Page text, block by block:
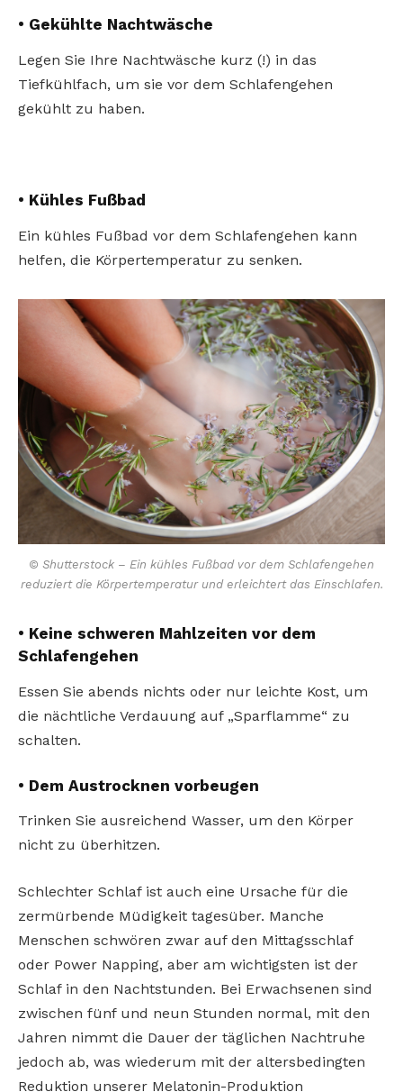
• Gekühlte Nachtwäsche
Legen Sie Ihre Nachtwäsche kurz (!) in das
Tiefkühlfach, um sie vor dem Schlafengehen
gekühlt zu haben.
• Kühles Fußbad
Ein kühles Fußbad vor dem Schlafengehen kann
helfen, die Körpertemperatur zu senken.
© Shutterstock – Ein kühles Fußbad vor dem Schlafengehen
reduziert die Körpertemperatur und erleichtert das Einschlafen.
• Keine schweren Mahlzeiten vor dem
Schlafengehen
Essen Sie abends nichts oder nur leichte Kost, um
die nächtliche Verdauung auf „Sparflamme“ zu
schalten.
• Dem Austrocknen vorbeugen
Trinken Sie ausreichend Wasser, um den Körper
nicht zu überhitzen.
Schlechter Schlaf ist auch eine Ursache für die
zermürbende Müdigkeit tagesüber. Manche
Menschen schwören zwar auf den Mittagsschlaf
oder Power Napping, aber am wichtigsten ist der
Schlaf in den Nachtstunden. Bei Erwachsenen sind
zwischen fünf und neun Stunden normal, mit den
Jahren nimmt die Dauer der täglichen Nachtruhe
jedoch ab, was wiederum mit der altersbedingten
Reduktion unserer Melatonin-Produktion